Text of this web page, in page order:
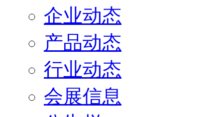
企业动态
产品动态
行业动态
会展信息